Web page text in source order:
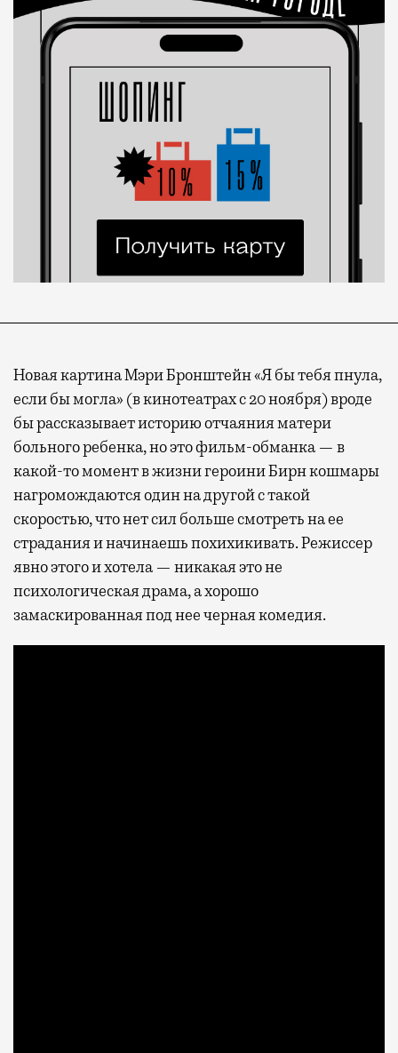
Новая картина Мэри Бронштейн «Я бы тебя пнула,
если бы могла» (в кинотеатрах с 20 ноября) вроде
бы рассказывает историю отчаяния матери
больного ребенка, но это фильм-обманка — в
какой-то момент в жизни героини Бирн кошмары
нагромождаются один на другой с такой
скоростью, что нет сил больше смотреть на ее
страдания и начинаешь похихикивать. Режиссер
явно этого и хотела — никакая это не
психологическая драма, а хорошо
замаскированная под нее черная комедия.